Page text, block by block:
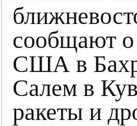
сообщают о
США в
Салем в
ракеты и